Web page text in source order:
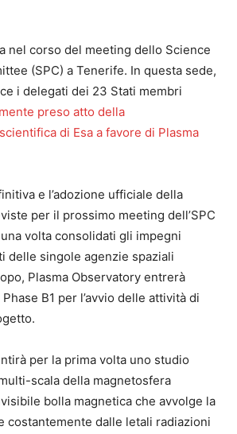
nel corso del meeting dello Science
(SPC) a Tenerife. In questa sede,
i delegati dei 23 Stati membri
preso atto della
di Esa a favore di Plasma
e l’adozione ufficiale della
per il prossimo meeting dell’SPC
volta consolidati gli impegni
delle singole agenzie spaziali
Plasma Observatory entrerà
B1 per l’avvio delle attività di
per la prima volta uno studio
scala della magnetosfera
bolla magnetica che avvolge la
costantemente dalle letali radiazioni